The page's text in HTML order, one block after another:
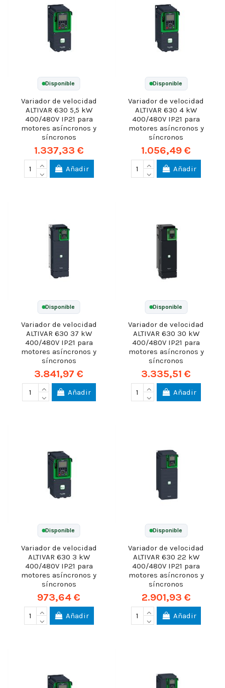
Disponible
Variador de velocidad
ALTIVAR 630 5,5 kW
400/480V IP21 para
motores asíncronos y
síncronos
1.337,33 €
Añadir
Disponible
Variador de velocidad
ALTIVAR 630 4 kW
400/480V IP21 para
motores asíncronos y
síncronos
1.056,49 €
Añadir
Disponible
Variador de velocidad
ALTIVAR 630 37 kW
400/480V IP21 para
motores asíncronos y
síncronos
3.841,97 €
Añadir
Disponible
Variador de velocidad
ALTIVAR 630 30 kW
400/480V IP21 para
motores asíncronos y
síncronos
3.335,51 €
Añadir
Disponible
Variador de velocidad
ALTIVAR 630 3 kW
400/480V IP21 para
motores asíncronos y
síncronos
973,64 €
Añadir
Disponible
Variador de velocidad
ALTIVAR 630 22 kW
400/480V IP21 para
motores asíncronos y
síncronos
2.901,93 €
Añadir